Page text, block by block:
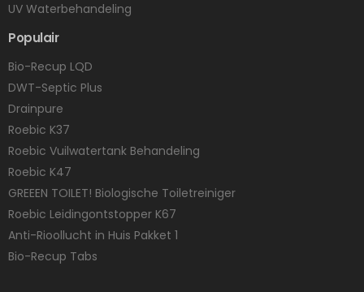
UV Waterbehandeling
Populair
Bio-Recup LQD
DWT-Septic Plus
Drainpure
Roebic K37
Roebic Vuilwatertank Behandeling
Roebic K47
GREEEN TOILET! Biologische Toiletreiniger
Roebic Leidingontstopper K67
Anti-Rioollucht in Huis Pakket 1
Bio-Recup Tabs